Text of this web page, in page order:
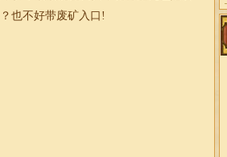
也不好带废矿入口!